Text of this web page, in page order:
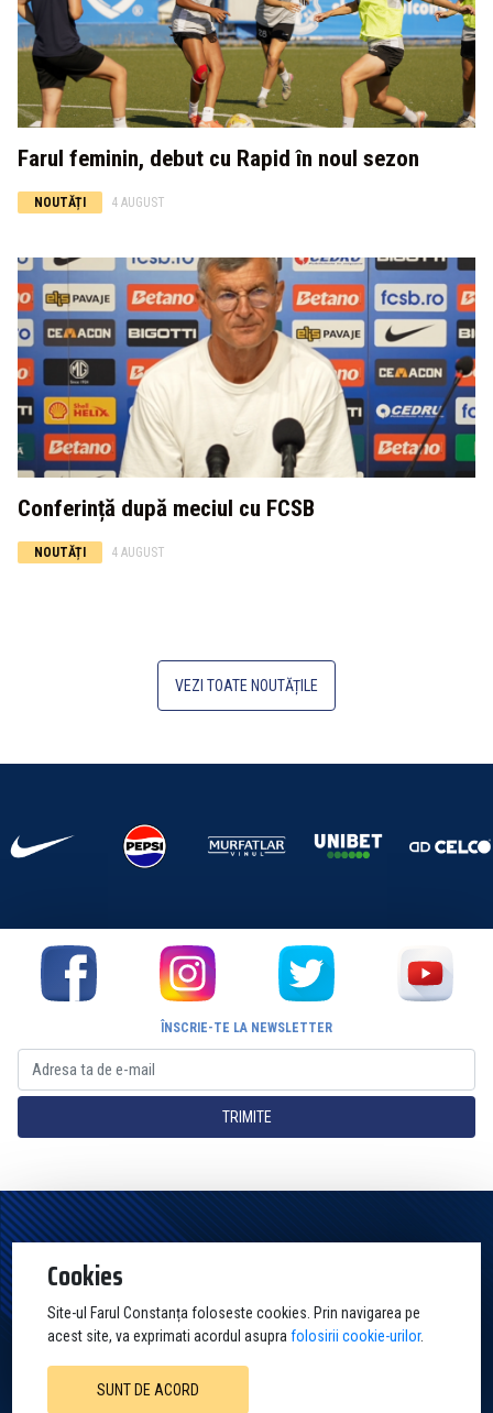
Farul feminin, debut cu Rapid în noul sezon
NOUTĂȚI 4 AUGUST
Conferință după meciul cu FCSB
NOUTĂȚI 4 AUGUST
VEZI TOATE NOUTĂȚILE
ÎNSCRIE-TE LA NEWSLETTER
TRIMITE
Cookies
Site-ul Farul Constanța foloseste cookies. Prin navigarea pe
acest site, va exprimati acordul asuprafolosirii cookie-urilor.
SUNT DE ACORD